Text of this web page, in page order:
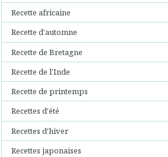
Recette africaine
Recette d'automne
Recette de Bretagne
Recette de l'Inde
Recette de printemps
Recettes d'été
Recettes d'hiver
Recettes japonaises